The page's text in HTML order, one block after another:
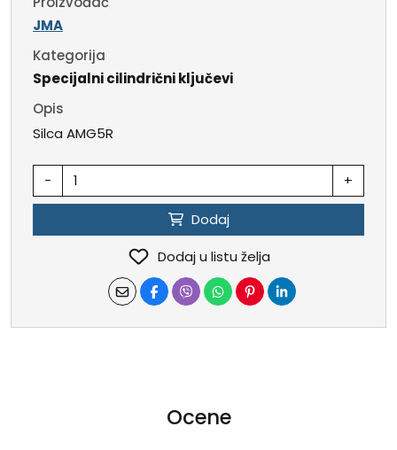
JMA
Kategorija
Specijalni cilindrični ključevi
Opis
Silca AMG5R
- +
Dodaj
Dodaj u listu želja
Ocene